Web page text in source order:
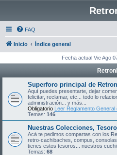
FAQ
Inicio Índice general
Fecha actual Vie Ago
Superforo principal de
Aquí puedes presentarte, dejar
felicitar, reclamar, etc... todo lo
administración... y más...
Obligatorio Leer Reglamento General
Temas: 146
Nuestras Colecciones,
Acá te pedimos compartas con los
retro-cachibaches, compus,
tienes estos tesoros... nuestros
Temas: 68